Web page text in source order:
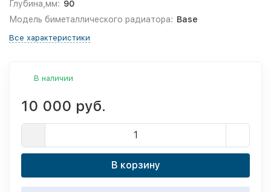
Глубина,мм: 90
Модель биметаллического радиатора: Base
Все характеристики
В наличии
10 000 руб.
В корзину